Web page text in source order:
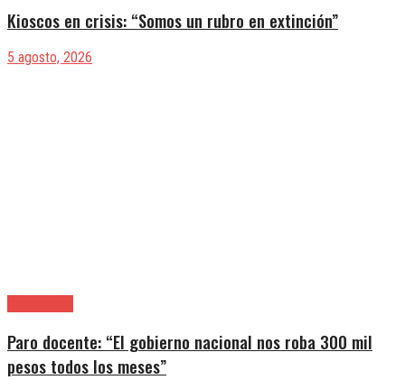
Kioscos en crisis: “Somos un rubro en extinción”
5 agosto, 2026
Paro docente: “El gobierno nacional nos roba 300 mil
pesos todos los meses”